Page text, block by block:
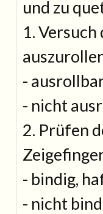
und zu
1.
-
- nicht
2. Prüfen
- bindig,
- nicht